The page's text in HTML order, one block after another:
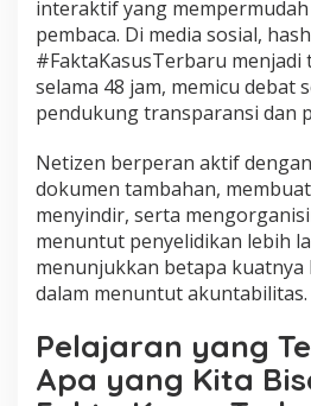
interaktif yang
pembaca. Di media sosial,
#FaktaKasusTerbaru
selama 48 jam, memicu debat
pendukung transparansi dan
Netizen berperan aktif
dokumen tambahan,
menyindir, serta
menuntut penyelidikan lebih
menunjukkan betapa
dalam menuntut akuntabilitas.
Pelajaran yang
Apa yang Kita